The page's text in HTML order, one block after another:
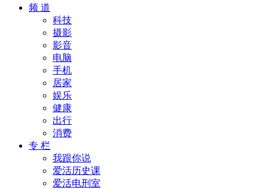
频 道
科技
摄影
影音
电脑
手机
居家
娱乐
健康
出行
消费
专 栏
我跟你说
爱活历史课
爱活电刑室